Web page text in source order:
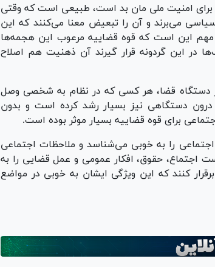
امنیت ملی مان بد است، طبیعی است که وقتی
می‌برند و آن را تبعیض معنا می‌کنند که این
این است که قوه قضاییه مرعوب این هجمه‌ها
در این گردونه قرار گیرند آن ذهنیت هم اصلاح
دستگاه قضا، هر کسی که در نظام به شخصی وصل
دستگاهی نیز بسیار رشد کرده است و بدون
برای قوه قضاییه بسیار موثر بوده است.
را به خوبی می‌شناسد و ملاحظات اجتماعی
حقوق، افکار عمومی و عمل قضایی را به
کنند که این ویژگی ایشان به خوبی در مواضع